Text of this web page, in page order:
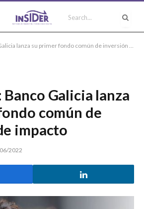
lanza su primer fondo común de inversión de impacto
Galicia lanza
común de
impacto
2022